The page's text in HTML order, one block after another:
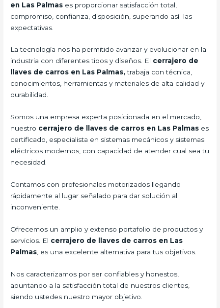
en Las Palmas es proporcionar satisfacción total,
compromiso, confianza, disposición, superando así las
expectativas.
La tecnología nos ha permitido avanzar y evolucionar en la
industria con diferentes tipos y diseños. El cerrajero de
llaves de carros en Las Palmas,trabaja con técnica,
conocimientos, herramientas y materiales de alta calidad y
durabilidad.
Somos una empresa experta posicionada en el mercado,
nuestro cerrajero de llaves de carros en Las Palmas es
certificado, especialista en sistemas mecánicos y sistemas
eléctricos modernos, con capacidad de atender cual sea tu
necesidad.
Contamos con profesionales motorizados llegando
rápidamente al lugar señalado para dar solución al
inconveniente.
Ofrecemos un amplio y extenso portafolio de productos y
servicios. El cerrajero de llaves de carros en Las
Palmas , es una excelente alternativa para tus objetivos.
Nos caracterizamos por ser confiables y honestos,
apuntando a la satisfacción total de nuestros clientes,
siendo ustedes nuestro mayor objetivo.